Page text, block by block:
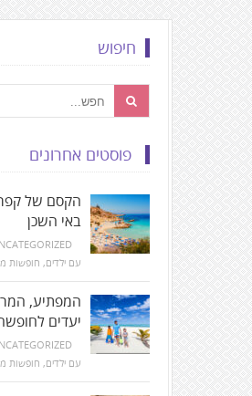
to
the
main
Content
חיפוש
פוסטים אחרונים
באי השכן
עם ילדים, חופשות
יעדים
עם ילדים, חופשות